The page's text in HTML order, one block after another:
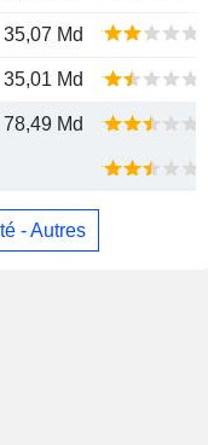
35,07 Md
35,01 Md
78,49 Md
- Autres